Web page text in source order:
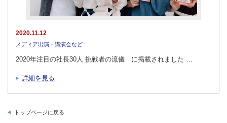
2020.11.12
メディア出演・講演会など
2020年注目の社長30人 挑戦者の流儀 に掲載されました …
詳細を見る
トップページに戻る